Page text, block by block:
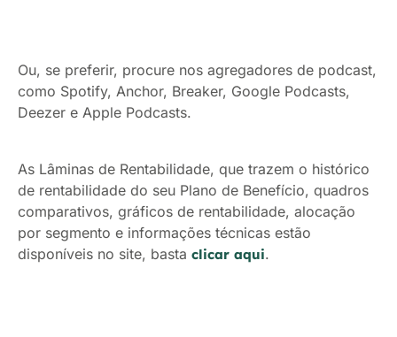
Ou, se preferir, procure nos agregadores de podcast,
como Spotify, Anchor, Breaker, Google Podcasts,
Deezer e Apple Podcasts.
As Lâminas de Rentabilidade, que trazem o histórico
de rentabilidade do seu Plano de Benefício, quadros
comparativos, gráficos de rentabilidade, alocação
por segmento e informações técnicas estão
disponíveis no site, basta clicar aqui.